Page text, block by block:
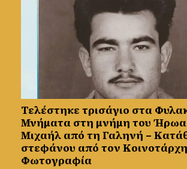
Τελέστηκε τρισάγιο στα
Μνήματα στη μνήμη του Ήρωα
Μιχαήλ από τη Γαληνή –
στεφάνου από τον
Φωτογραφία